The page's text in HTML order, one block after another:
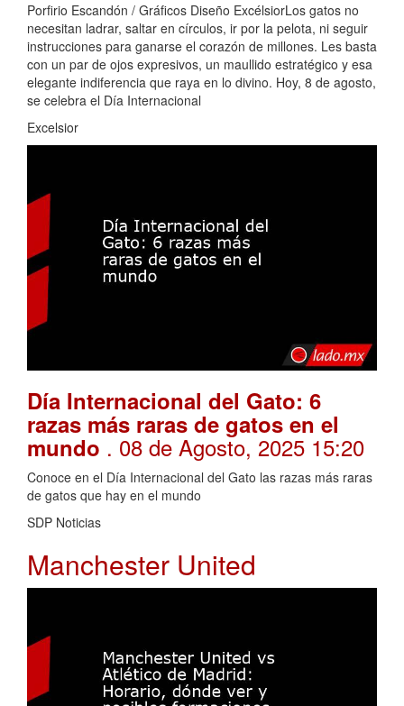
Porfirio Escandón / Gráficos Diseño ExcélsiorLos gatos no
necesitan ladrar, saltar en círculos, ir por la pelota, ni seguir
instrucciones para ganarse el corazón de millones. Les basta
con un par de ojos expresivos, un maullido estratégico y esa
elegante indiferencia que raya en lo divino. Hoy, 8 de agosto,
se celebra el Día Internacional
Excelsior
Día Internacional del Gato: 6
razas más raras de gatos en el
mundo . 08 de Agosto, 2025 15:20
Conoce en el Día Internacional del Gato las razas más raras
de gatos que hay en el mundo
SDP Noticias
Manchester United